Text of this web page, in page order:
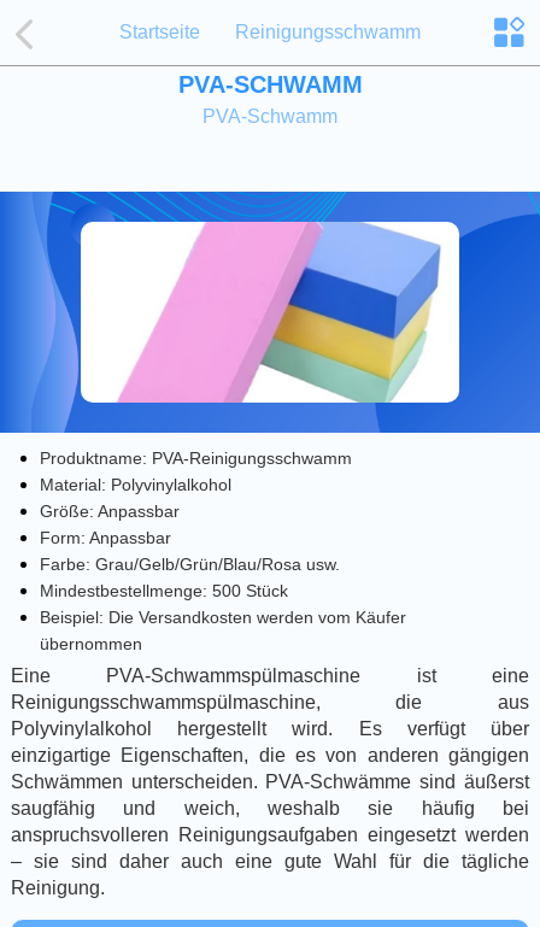
Startseite Reinigungsschwamm
PVA-SCHWAMM
PVA-Schwamm
Produktname: PVA-Reinigungsschwamm
Material: Polyvinylalkohol
Größe: Anpassbar
Form: Anpassbar
Farbe: Grau/Gelb/Grün/Blau/Rosa usw.
Mindestbestellmenge: 500 Stück
Beispiel: Die Versandkosten werden vom Käufer
übernommen
Eine PVA-Schwammspülmaschine ist eine
Reinigungsschwammspülmaschine, die aus
Polyvinylalkohol hergestellt wird. Es verfügt über
einzigartige Eigenschaften, die es von anderen gängigen
Schwämmen unterscheiden. PVA-Schwämme sind äußerst
saugfähig und weich, weshalb sie häufig bei
anspruchsvolleren Reinigungsaufgaben eingesetzt werden
– sie sind daher auch eine gute Wahl für die tägliche
Reinigung.